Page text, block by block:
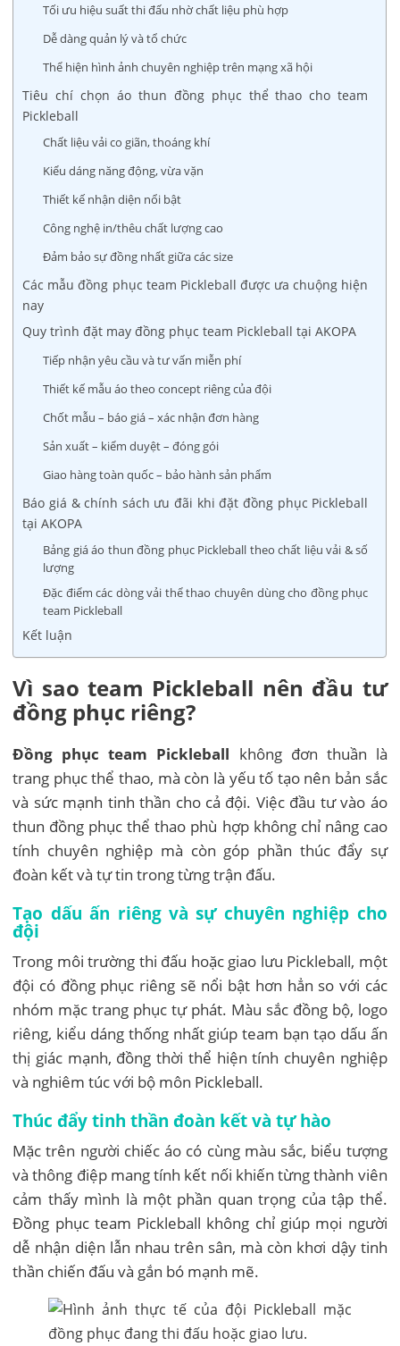
Tối ưu hiệu suất thi đấu nhờ chất liệu phù hợp
Dễ dàng quản lý và tổ chức
Thể hiện hình ảnh chuyên nghiệp trên mạng xã hội
Tiêu chí chọn áo thun đồng phục thể thao cho team
Pickleball
Chất liệu vải co giãn, thoáng khí
Kiểu dáng năng động, vừa vặn
Thiết kế nhận diện nổi bật
Công nghệ in/thêu chất lượng cao
Đảm bảo sự đồng nhất giữa các size
Các mẫu đồng phục team Pickleball được ưa chuộng hiện
nay
Quy trình đặt may đồng phục team Pickleball tại AKOPA
Tiếp nhận yêu cầu và tư vấn miễn phí
Thiết kế mẫu áo theo concept riêng của đội
Chốt mẫu – báo giá – xác nhận đơn hàng
Sản xuất – kiểm duyệt – đóng gói
Giao hàng toàn quốc – bảo hành sản phẩm
Báo giá & chính sách ưu đãi khi đặt đồng phục Pickleball
tại AKOPA
Bảng giá áo thun đồng phục Pickleball theo chất liệu vải & số
lượng
Đặc điểm các dòng vải thể thao chuyên dùng cho đồng phục
team Pickleball
Kết luận
Vì sao team Pickleball nên đầu tư
đồng phục riêng?
Đồng phục team Pickleball không đơn thuần là
trang phục thể thao, mà còn là yếu tố tạo nên bản sắc
và sức mạnh tinh thần cho cả đội. Việc đầu tư vào áo
thun đồng phục thể thao phù hợp không chỉ nâng cao
tính chuyên nghiệp mà còn góp phần thúc đẩy sự
đoàn kết và tự tin trong từng trận đấu.
Tạo dấu ấn riêng và sự chuyên nghiệp cho
đội
Trong môi trường thi đấu hoặc giao lưu Pickleball, một
đội có đồng phục riêng sẽ nổi bật hơn hẳn so với các
nhóm mặc trang phục tự phát. Màu sắc đồng bộ, logo
riêng, kiểu dáng thống nhất giúp team bạn tạo dấu ấn
thị giác mạnh, đồng thời thể hiện tính chuyên nghiệp
và nghiêm túc với bộ môn Pickleball.
Thúc đẩy tinh thần đoàn kết và tự hào
Mặc trên người chiếc áo có cùng màu sắc, biểu tượng
và thông điệp mang tính kết nối khiến từng thành viên
cảm thấy mình là một phần quan trọng của tập thể.
Đồng phục team Pickleball không chỉ giúp mọi người
dễ nhận diện lẫn nhau trên sân, mà còn khơi dậy tinh
thần chiến đấu và gắn bó mạnh mẽ.